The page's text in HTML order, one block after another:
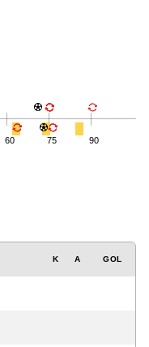
60 75 90
K A GOL